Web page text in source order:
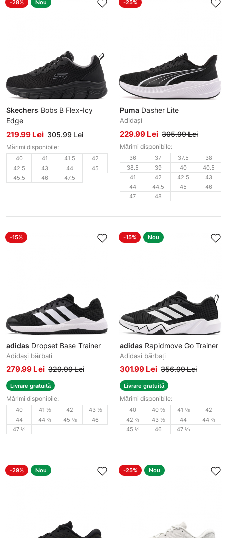
-28% Nou
Skechers Bobs B Flex-Icy
Edge
Adidași bărbați
219.99 Lei 305.99 Lei
Mărimi disponibile:
40 41 41.5
42
42.5
43 44
45
45.5
46 47.5
-25%
Puma Dasher Lite
Adidași
229.99 Lei 305.99 Lei
Mărimi disponibile:
36 37 37.5
38
38.5
39 40
40.5
41
42 42.5
43
44
44.5 45
46
47
48
-15%
adidas Dropset Base Trainer
Adidași bărbați
279.99 Lei 329.99 Lei
Livrare gratuită
Mărimi disponibile:
40 41 ⅓ 42
43 ⅓
44
44 ⅔ 45 ⅓
46
47 ⅓
-15% Nou
adidas Rapidmove Go Trainer
Adidași bărbați
301.99 Lei 356.99 Lei
Livrare gratuită
Mărimi disponibile:
40 40 ⅔ 41 ⅓
42
42 ⅔
43 ⅓ 44
44 ⅔
45 ⅓
46 47 ⅓
-29% Nou -25% Nou